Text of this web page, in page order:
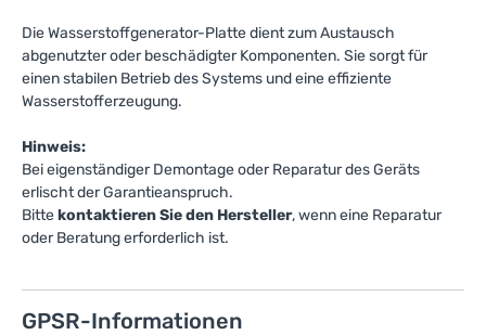
Die Wasserstoffgenerator-Platte dient zum Austausch
abgenutzter oder beschädigter Komponenten. Sie sorgt für
einen stabilen Betrieb des Systems und eine effiziente
Wasserstofferzeugung.
Hinweis:
Bei eigenständiger Demontage oder Reparatur des Geräts
erlischt der Garantieanspruch.
Bittekontaktieren Sie den Hersteller, wenn eine Reparatur
oder Beratung erforderlich ist.
GPSR-Informationen